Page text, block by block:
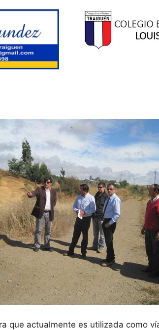
que actualmente es utilizada como